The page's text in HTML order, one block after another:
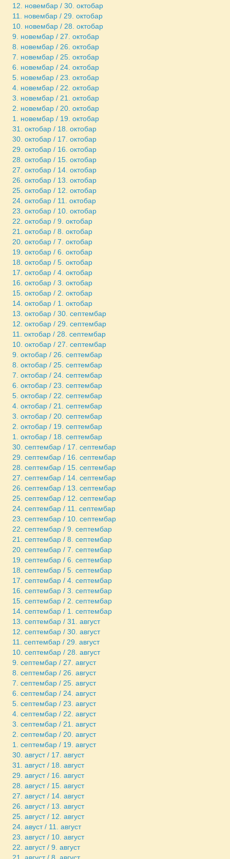
12. новембар / 30. октобар
11. новембар / 29. октобар
10. новембар / 28. октобар
9. новембар / 27. октобар
8. новембар / 26. октобар
7. новембар / 25. октобар
6. новембар / 24. октобар
5. новембар / 23. октобар
4. новембар / 22. октобар
3. новембар / 21. октобар
2. новембар / 20. октобар
1. новембар / 19. октобар
31. октобар / 18. октобар
30. октобар / 17. октобар
29. октобар / 16. октобар
28. октобар / 15. октобар
27. октобар / 14. октобар
26. октобар / 13. октобар
25. октобар / 12. октобар
24. октобар / 11. октобар
23. октобар / 10. октобар
22. октобар / 9. октобар
21. октобар / 8. октобар
20. октобар / 7. октобар
19. октобар / 6. октобар
18. октобар / 5. октобар
17. октобар / 4. октобар
16. октобар / 3. октобар
15. октобар / 2. октобар
14. октобар / 1. октобар
13. октобар / 30. септембар
12. октобар / 29. септембар
11. октобар / 28. септембар
10. октобар / 27. септембар
9. октобар / 26. септембар
8. октобар / 25. септембар
7. октобар / 24. септембар
6. октобар / 23. септембар
5. октобар / 22. септембар
4. октобар / 21. септембар
3. октобар / 20. септембар
2. октобар / 19. септембар
1. октобар / 18. септембар
30. септембар / 17. септембар
29. септембар / 16. септембар
28. септембар / 15. септембар
27. септембар / 14. септембар
26. септембар / 13. септембар
25. септембар / 12. септембар
24. септембар / 11. септембар
23. септембар / 10. септембар
22. септембар / 9. септембар
21. септембар / 8. септембар
20. септембар / 7. септембар
19. септембар / 6. септембар
18. септембар / 5. септембар
17. септембар / 4. септембар
16. септембар / 3. септембар
15. септембар / 2. септембар
14. септембар / 1. септембар
13. септембар / 31. август
12. септембар / 30. август
11. септембар / 29. август
10. септембар / 28. август
9. септембар / 27. август
8. септембар / 26. август
7. септембар / 25. август
6. септембар / 24. август
5. септембар / 23. август
4. септембар / 22. август
3. септембар / 21. август
2. септембар / 20. август
1. септембар / 19. август
30. август / 17. август
31. август / 18. август
29. август / 16. август
28. август / 15. август
27. август / 14. август
26. август / 13. август
25. август / 12. август
24. авуст / 11. август
23. август / 10. август
22. август / 9. август